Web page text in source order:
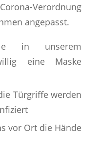
Verordnung
angepasst.
in unserem
eine Maske
Türgriffe werden
vor Ort die Hände